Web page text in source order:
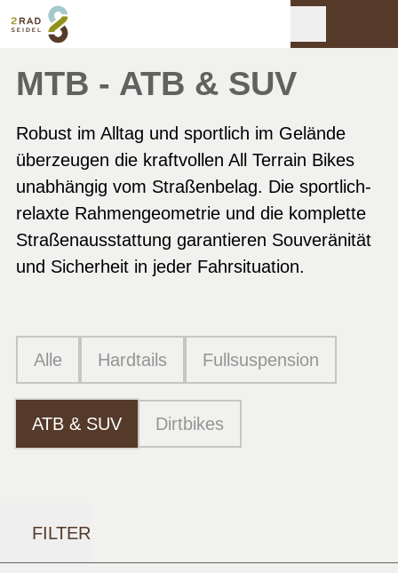
MTB - ATB & SUV
Robust im Alltag und sportlich im Gelände
überzeugen die kraftvollen All Terrain Bikes
unabhängig vom Straßenbelag. Die sportlich-
relaxte Rahmengeometrie und die komplette
Straßenausstattung garantieren Souveränität
und Sicherheit in jeder Fahrsituation.
Alle Hardtails Fullsuspension
ATB & SUV Dirtbikes
FILTER